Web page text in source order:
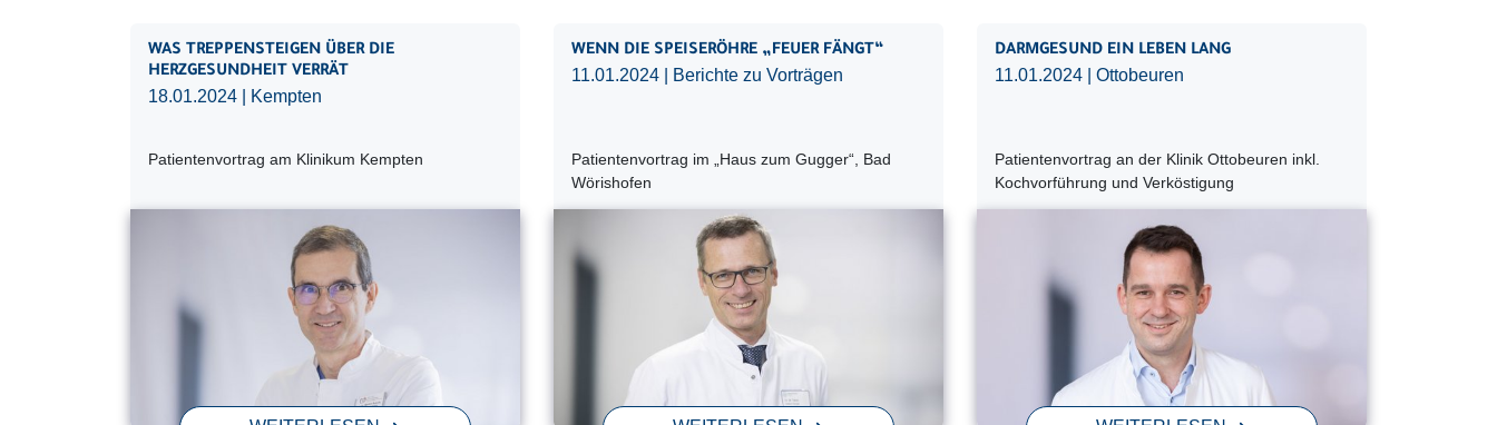
WAS TREPPENSTEIGEN ÜBER DIE
HERZGESUNDHEIT VERRÄT
18.01.2024 | Kempten
Patientenvortrag am Klinikum Kempten
WENN DIE SPEISERÖHRE „FEUER FÄNGT“
11.01.2024 | Berichte zu Vorträgen
Patientenvortrag im „Haus zum Gugger“, Bad
Wörishofen
DARMGESUND EIN LEBEN LANG
11.01.2024 | Ottobeuren
Patientenvortrag an der Klinik Ottobeuren inkl.
Kochvorführung und Verköstigung